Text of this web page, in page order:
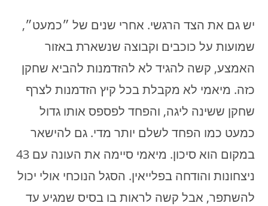
יש גם את הצד הרגשי. אחרי שנים של ״כמעט״,
שמועות על כוכבים וקבוצה שנשארת באזור
האמצע, קשה להגיד לא להזדמנות להביא שחקן
כזה. מיאמי לא מקבלת בכל קיץ הזדמנות לצרף
שחקן ששינה ליגה, והפחד לפספס אותו גדול
כמעט כמו הפחד לשלם יותר מדי. גם להישאר
במקום הוא סיכון. מיאמי סיימה את העונה עם 43
ניצחונות והודחה בפלייאין. הסגל הנוכחי אולי יכול
להשתפר, אבל קשה לראות בו בסיס שמגיע עד